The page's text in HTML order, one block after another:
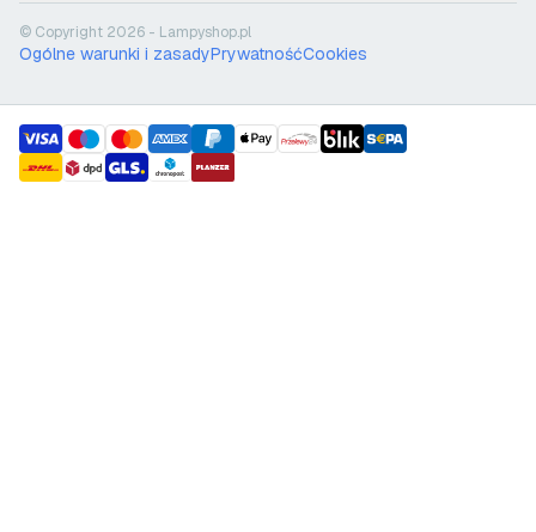
© Copyright 2026 - Lampyshop.pl
Ogólne warunki i zasadyPrywatnośćCookies
payment methods
shipment methods